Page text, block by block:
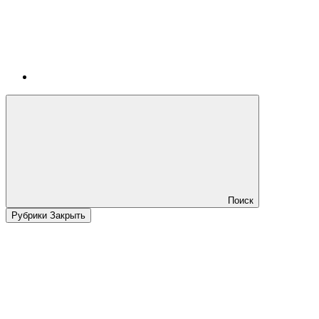
Поиск
Рубрики Закрыть